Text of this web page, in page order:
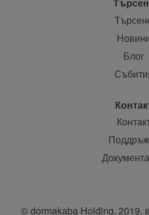
Блог
© dormakaba Holding, 2019,